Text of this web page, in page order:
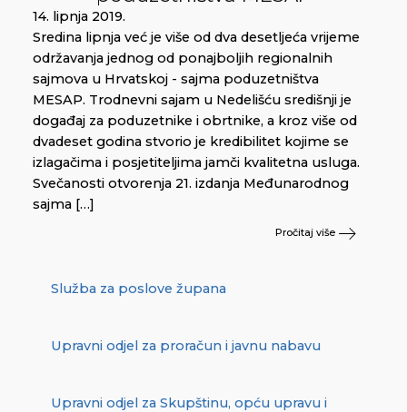
14. lipnja 2019.
Sredina lipnja već je više od dva desetljeća vrijeme
održavanja jednog od ponajboljih regionalnih
sajmova u Hrvatskoj - sajma poduzetništva
MESAP. Trodnevni sajam u Nedelišću središnji je
događaj za poduzetnike i obrtnike, a kroz više od
dvadeset godina stvorio je kredibilitet kojime se
izlagačima i posjetiteljima jamči kvalitetna usluga.
Svečanosti otvorenja 21. izdanja Međunarodnog
sajma […]
Pročitaj više
Služba za poslove župana
Upravni odjel za proračun i javnu nabavu
Upravni odjel za Skupštinu, opću upravu i